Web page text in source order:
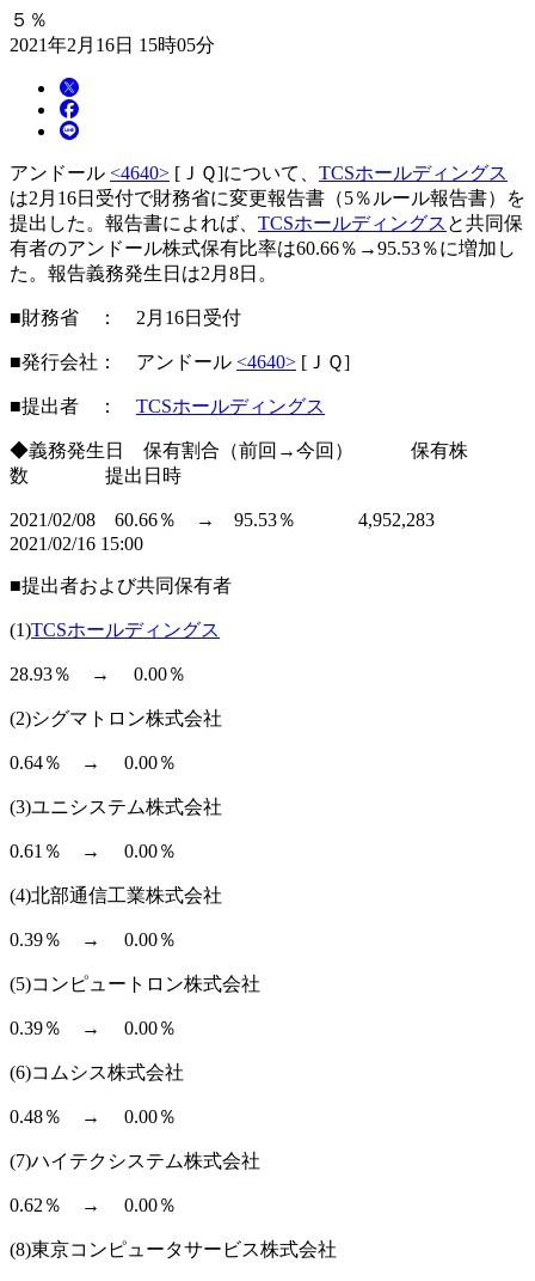
５％
2021年2月16日 15時05分
アンドール <4640> [ＪＱ]について、 TCSホールディングス
は2月16日受付で財務省に変更報告書（5％ルール報告書）を
提出した。報告書によれば、 TCSホールディングス と共同保
有者のアンドール株式保有比率は60.66％→95.53％に増加し
た。報告義務発生日は2月8日。
■財務省 ： 2月16日受付
■発行会社： アンドール <4640> [ＪＱ]
■提出者 ： TCSホールディングス
◆義務発生日 保有割合（前回→今回） 保有株
数 提出日時
2021/02/08 60.66％ → 95.53％ 4,952,283
2021/02/16 15:00
■提出者および共同保有者
(1)TCSホールディングス
28.93％ → 0.00％
(2)シグマトロン株式会社
0.64％ → 0.00％
(3)ユニシステム株式会社
0.61％ → 0.00％
(4)北部通信工業株式会社
0.39％ → 0.00％
(5)コンピュートロン株式会社
0.39％ → 0.00％
(6)コムシス株式会社
0.48％ → 0.00％
(7)ハイテクシステム株式会社
0.62％ → 0.00％
(8)東京コンピュータサービス株式会社